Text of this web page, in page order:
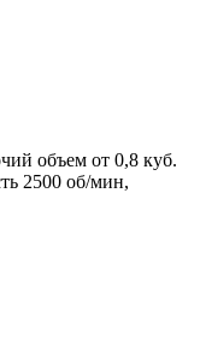
объем от 0,8 куб.
2500 об/мин,